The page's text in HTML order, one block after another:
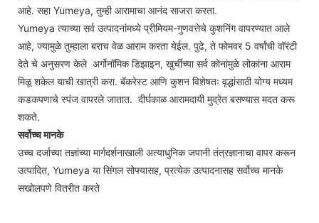
आहे. सहा Yumeya, तुम्ही आरामाचा आनंद साजरा करता.
Yumeya त्याच्या सर्व उत्पादनांमध्ये प्रीमियम-गुणवत्तेचे कुशनिंग वापरण्यात आले
आहे, ज्यामुळे तुम्हाला बराच वेळ आराम करता येईल. पुढे, ते फोमवर 5 वर्षांची वॉरंटी
देते चे अनुसरण केले अर्गोनॉमिक डिझाइन, खुर्चीच्या सर्व कोनांमुळे लोकांना आराम
मिळू शकेल याची खात्री करा. बॅकरेस्ट आणि कुशन विशेषतः वृद्धांसाठी योग्य मध्यम
कडकपणाचे स्पंज वापरले जातात. दीर्घकाळ आरामदायी मुद्रेत बसण्यास मदत करू
शकते.
सर्वोच्च मानके
उच्च दर्जाच्या तज्ञांच्या मार्गदर्शनाखाली अत्याधुनिक जपानी तंत्रज्ञानाचा वापर करून
उत्पादित, Yumeya या सिंगल सोफ्यासह, प्रत्येक उत्पादनासह सर्वोच्च मानके
सखोलपणे वितरीत करते